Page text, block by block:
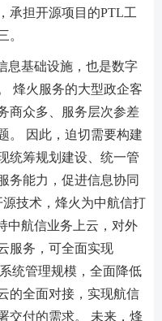
承担开源项目的PTL工
。
息基础设施，也是数字
烽火服务的大型政企客
商众多、服务层次参差
。 因此，迫切需要构建
统筹规划建设、统一管
务能力，促进信息协同
技术，烽火为中航信打
中航信业务上云，对外
服务，可全面实现
统管理规模，全面降低
的全面对接，实现航信
交付的需求。 未来，烽